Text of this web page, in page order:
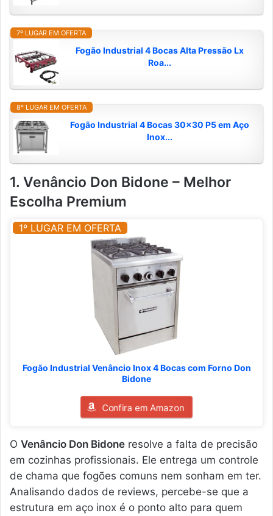
7º LUGAR EM OFERTA
Fogão Industrial 4 Bocas Alta Pressão Lx
Roa...
8º LUGAR EM OFERTA
Fogão Industrial 4 Bocas 30x30 P5 em Aço
Inox...
1. Venâncio Don Bidone – Melhor
Escolha Premium
1º LUGAR EM OFERTA
Fogão Industrial Venâncio Inox 4 Bocas com Forno Don
Bidone
Confira em Amazon
O Venâncio Don Bidone resolve a falta de precisão
em cozinhas profissionais. Ele entrega um controle
de chama que fogões comuns nem sonham em ter.
Analisando dados de reviews, percebe-se que a
estrutura em aço inox é o ponto alto para quem